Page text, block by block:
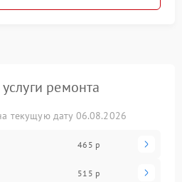
ремонта
текущую дату 06.08.2026
465 р
515 р